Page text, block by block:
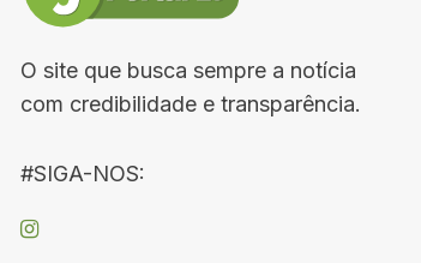
O site que busca sempre a notícia
com credibilidade e transparência.
#SIGA-NOS: